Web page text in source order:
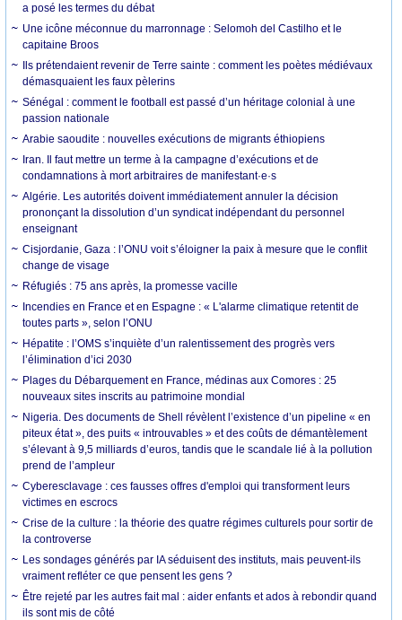
a posé les termes du débat
Une icône méconnue du marronnage : Selomoh del Castilho et le
capitaine Broos
Ils prétendaient revenir de Terre sainte : comment les poètes médiévaux
démasquaient les faux pèlerins
Sénégal : comment le football est passé d’un héritage colonial à une
passion nationale
Arabie saoudite : nouvelles exécutions de migrants éthiopiens
Iran. Il faut mettre un terme à la campagne d’exécutions et de
condamnations à mort arbitraires de manifestant·e·s
Algérie. Les autorités doivent immédiatement annuler la décision
prononçant la dissolution d’un syndicat indépendant du personnel
enseignant
Cisjordanie, Gaza : l’ONU voit s’éloigner la paix à mesure que le conflit
change de visage
Réfugiés : 75 ans après, la promesse vacille
Incendies en France et en Espagne : « L'alarme climatique retentit de
toutes parts », selon l’ONU
Hépatite : l’OMS s’inquiète d’un ralentissement des progrès vers
l’élimination d’ici 2030
Plages du Débarquement en France, médinas aux Comores : 25
nouveaux sites inscrits au patrimoine mondial
Nigeria. Des documents de Shell révèlent l’existence d’un pipeline « en
piteux état », des puits « introuvables » et des coûts de démantèlement
s’élevant à 9,5 milliards d’euros, tandis que le scandale lié à la pollution
prend de l’ampleur
Cyberesclavage : ces fausses offres d'emploi qui transforment leurs
victimes en escrocs
Crise de la culture : la théorie des quatre régimes culturels pour sortir de
la controverse
Les sondages générés par IA séduisent des instituts, mais peuvent-ils
vraiment refléter ce que pensent les gens ?
Être rejeté par les autres fait mal : aider enfants et ados à rebondir quand
ils sont mis de côté